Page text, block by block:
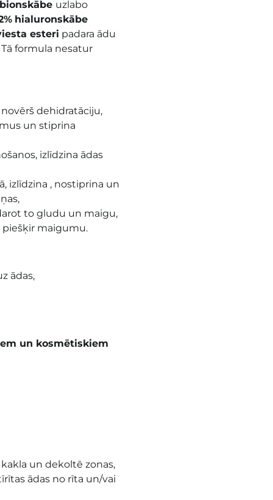
uzlabo
hialuronskābe
esteri padara ādu
formula nesatur
dehidratāciju,
un stiprina
izlīdzina ādas
izlīdzina , nostiprina un
to gludu un maigu,
piešķir maigumu.
ādas,
un kosmētiskiem
un dekoltē zonas,
ādas no rīta un/vai